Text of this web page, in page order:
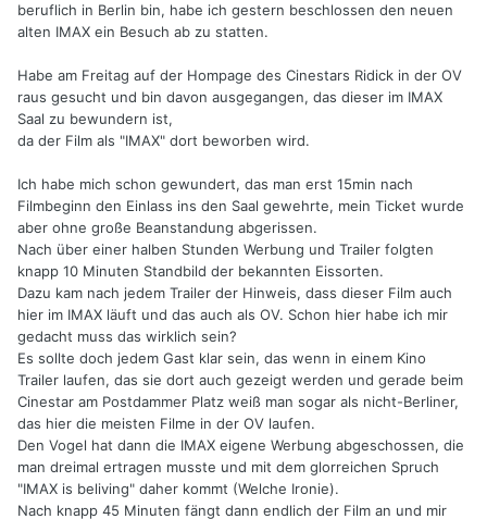
beruflich in Berlin bin, habe ich gestern beschlossen den neuen
alten IMAX ein Besuch ab zu statten.
Habe am Freitag auf der Hompage des Cinestars Ridick in der OV
raus gesucht und bin davon ausgegangen, das dieser im IMAX
Saal zu bewundern ist,
da der Film als "IMAX" dort beworben wird.
Ich habe mich schon gewundert, das man erst 15min nach
Filmbeginn den Einlass ins den Saal gewehrte, mein Ticket wurde
aber ohne große Beanstandung abgerissen.
Nach über einer halben Stunden Werbung und Trailer folgten
knapp 10 Minuten Standbild der bekannten Eissorten.
Dazu kam nach jedem Trailer der Hinweis, dass dieser Film auch
hier im IMAX läuft und das auch als OV. Schon hier habe ich mir
gedacht muss das wirklich sein?
Es sollte doch jedem Gast klar sein, das wenn in einem Kino
Trailer laufen, das sie dort auch gezeigt werden und gerade beim
Cinestar am Postdammer Platz weiß man sogar als nicht-Berliner,
das hier die meisten Filme in der OV laufen.
Den Vogel hat dann die IMAX eigene Werbung abgeschossen, die
man dreimal ertragen musste und mit dem glorreichen Spruch
"IMAX is beliving" daher kommt (Welche Ironie).
Nach knapp 45 Minuten fängt dann endlich der Film an und mir